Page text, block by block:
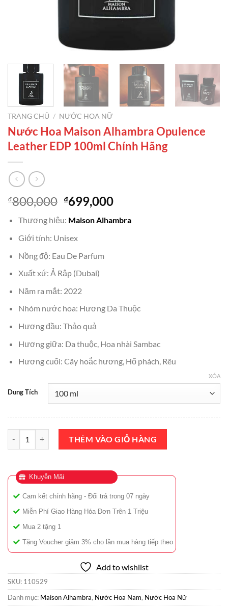
TRANG CHỦ / NƯỚC HOA NỮ
Nước Hoa Maison Alhambra Opulence
Leather EDP 100ml Chính Hãng
₫800,000 Giá
là:
₫800,000.
₫699,000Giá
tại
Thương hiệu: Maison Alhambra
Giới tính: Unisex
Nồng độ: Eau De Parfum
Xuất xứ: Ả Rập (Dubai)
Năm ra mắt: 2022
Nhóm nước hoa: Hương Da Thuộc
Hương đầu: Thảo quả
Hương giữa: Da thuộc, Hoa nhài Sambac
Hương cuối: Cây hoắc hương, Hổ phách, Rêu
Dung Tích
XÓA
Nước Hoa Maison Alhambra Opulence Leather EDP 100ml Chính
THÊM VÀO GIỎ HÀNG
Khuyễn Mãi
Cam kết chính hãng - Đổi trả trong 07 ngày
Miễn Phí Giao Hàng Hóa Đơn Trên 1 Triệu
Mua 2 tặng 1
Tặng Voucher giảm 3% cho lần mua hàng tiếp theo
Add to wishlist
SKU: 110529
Danh mục: Maison Alhambra, Nước Hoa Nam, Nước Hoa Nữ